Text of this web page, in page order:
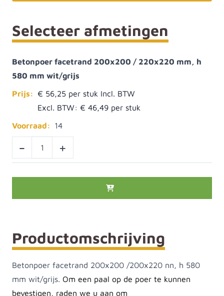
Selecteer afmetingen
Betonpoer facetrand 200x200 / 220x220 mm, h
580 mm wit/grijs
Prijs: € 56,25
Excl. BTW: € 46,49
Voorraad:
14
- +
Productomschrijving
Betonpoer facetrand 200x200 /200x220 nn, h 580
mm wit/grijs. Om een paal op de poer te kunnen
bevestigen, raden we u aan om